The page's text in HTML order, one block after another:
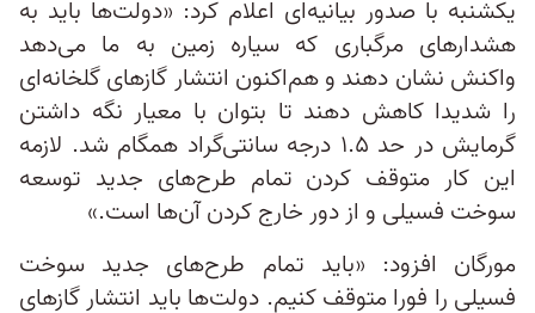
یکشنبه با صدور بیانیه‌ای اعلام کرد: «دولت‌ها باید به
هشدارهای مرگباری که سیاره زمین به ما می‌دهد
واکنش نشان دهند و هم‌اکنون انتشار گازهای گلخانه‌ای
را شدیدا کاهش دهند تا بتوان با معیار نگه داشتن
گرمایش در حد ۱.۵ درجه سانتی‌گراد همگام شد. لازمه
این کار متوقف کردن تمام طرح‌های جدید توسعه
سوخت فسیلی و از دور خارج کردن آن‌ها است.»
مورگان افزود: «باید تمام طرح‌های جدید سوخت
فسیلی را فورا متوقف کنیم. دولت‌ها باید انتشار گازهای